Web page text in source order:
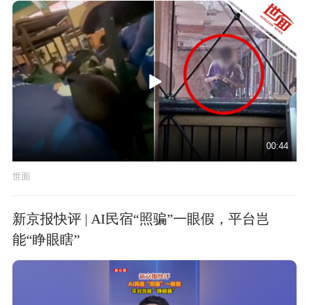
00:44
世面
新京报快评 | AI民宿“照骗”一眼假，平台岂
能“睁眼瞎”